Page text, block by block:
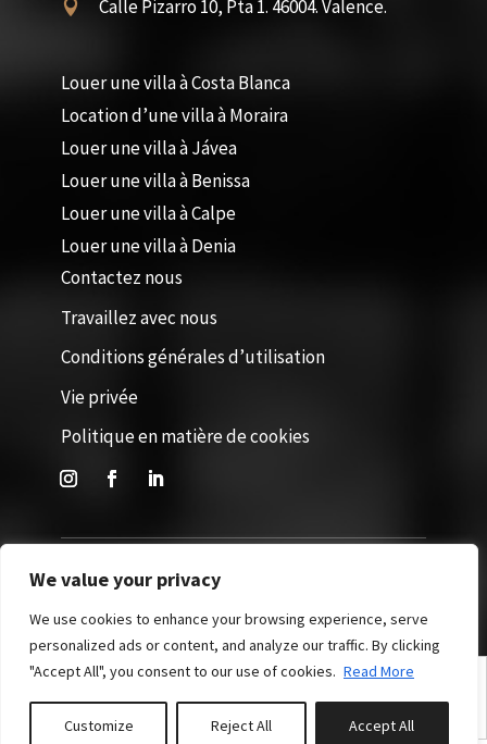
We value your privacy
We use cookies to enhance your browsing experience, serve
personalized ads or content, and analyze our traffic. By clicking
"Accept All", you consent to our use of cookies. Read More
Customize Reject All Accept All
 Calle Pizarro 10, Pta 1. 46004. Valence.
Louer une villa à Costa Blanca
Location d’une villa à Moraira
Louer une villa à Jávea
Louer une villa à Benissa
Louer une villa à Calpe
Louer une villa à Denia
Contactez nous
Travaillez avec nous
Conditions générales d’utilisation
Vie privée
Politique en matière de cookies
Site réalisé par 365Villas. Tous droits réservés © 2026
English(Anglais) Español(Espagnol)
Français
Nederlands
Néerlandais Allemand